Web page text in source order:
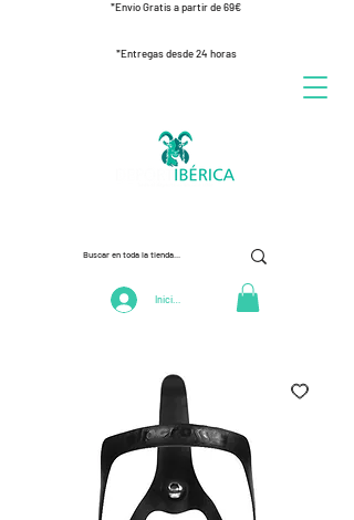
*Envío Gratis a partir de 69€
*Entregas desde 24 horas
Iniciar Sesión